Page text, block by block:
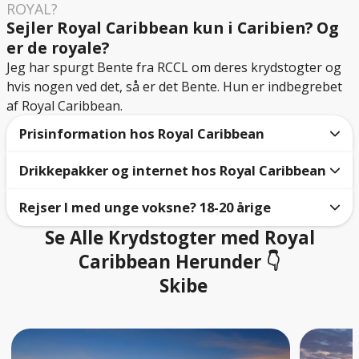
ROYAL?
Sejler Royal Caribbean kun i Caribien? Og
er de royale?
Jeg har spurgt Bente fra RCCL om deres krydstogter og
hvis nogen ved det, så er det Bente. Hun er indbegrebet
af Royal Caribbean.
Prisinformation hos Royal Caribbean
🚢Cruiset inkluderer:
🍽️ Helpension i flere restauranter
🍳 Roomservice med continental breakfast fra kl. 6 til
☕ Vand, te og kaffe i Windjammer Café
🛟 Liggestole, jacuzzier og pools på dækket
strandhåndklæder
🎭 Shows, underholdning og aktiviteter
Drikkepakker og internet hos Royal Caribbean
Alle i samme kahyt skal vælge den samme
drikkepakke.
Deluxe drikkepakke: Fra 530 til 815 kr. per dag
per person (fra 3.710 til 5.705 kr. for et 7-
Refreshment drikkepakke(uden alkohol): Fra
Rejser I med unge voksne? 18-20 årige
18-20-årige må ikke rejse alene på krydstogter med
afgang fra USA, f.eks. Miami, Port Canaveral og New
York. De kan have deres egen kahyt eller booking,
familiemedlemmer eller ældre venner. Hvis
forældrene ikke er med på turen, kræves værgens
Se Alle Krydstogter med Royal
Caribbean Herunder 👇
Skibe